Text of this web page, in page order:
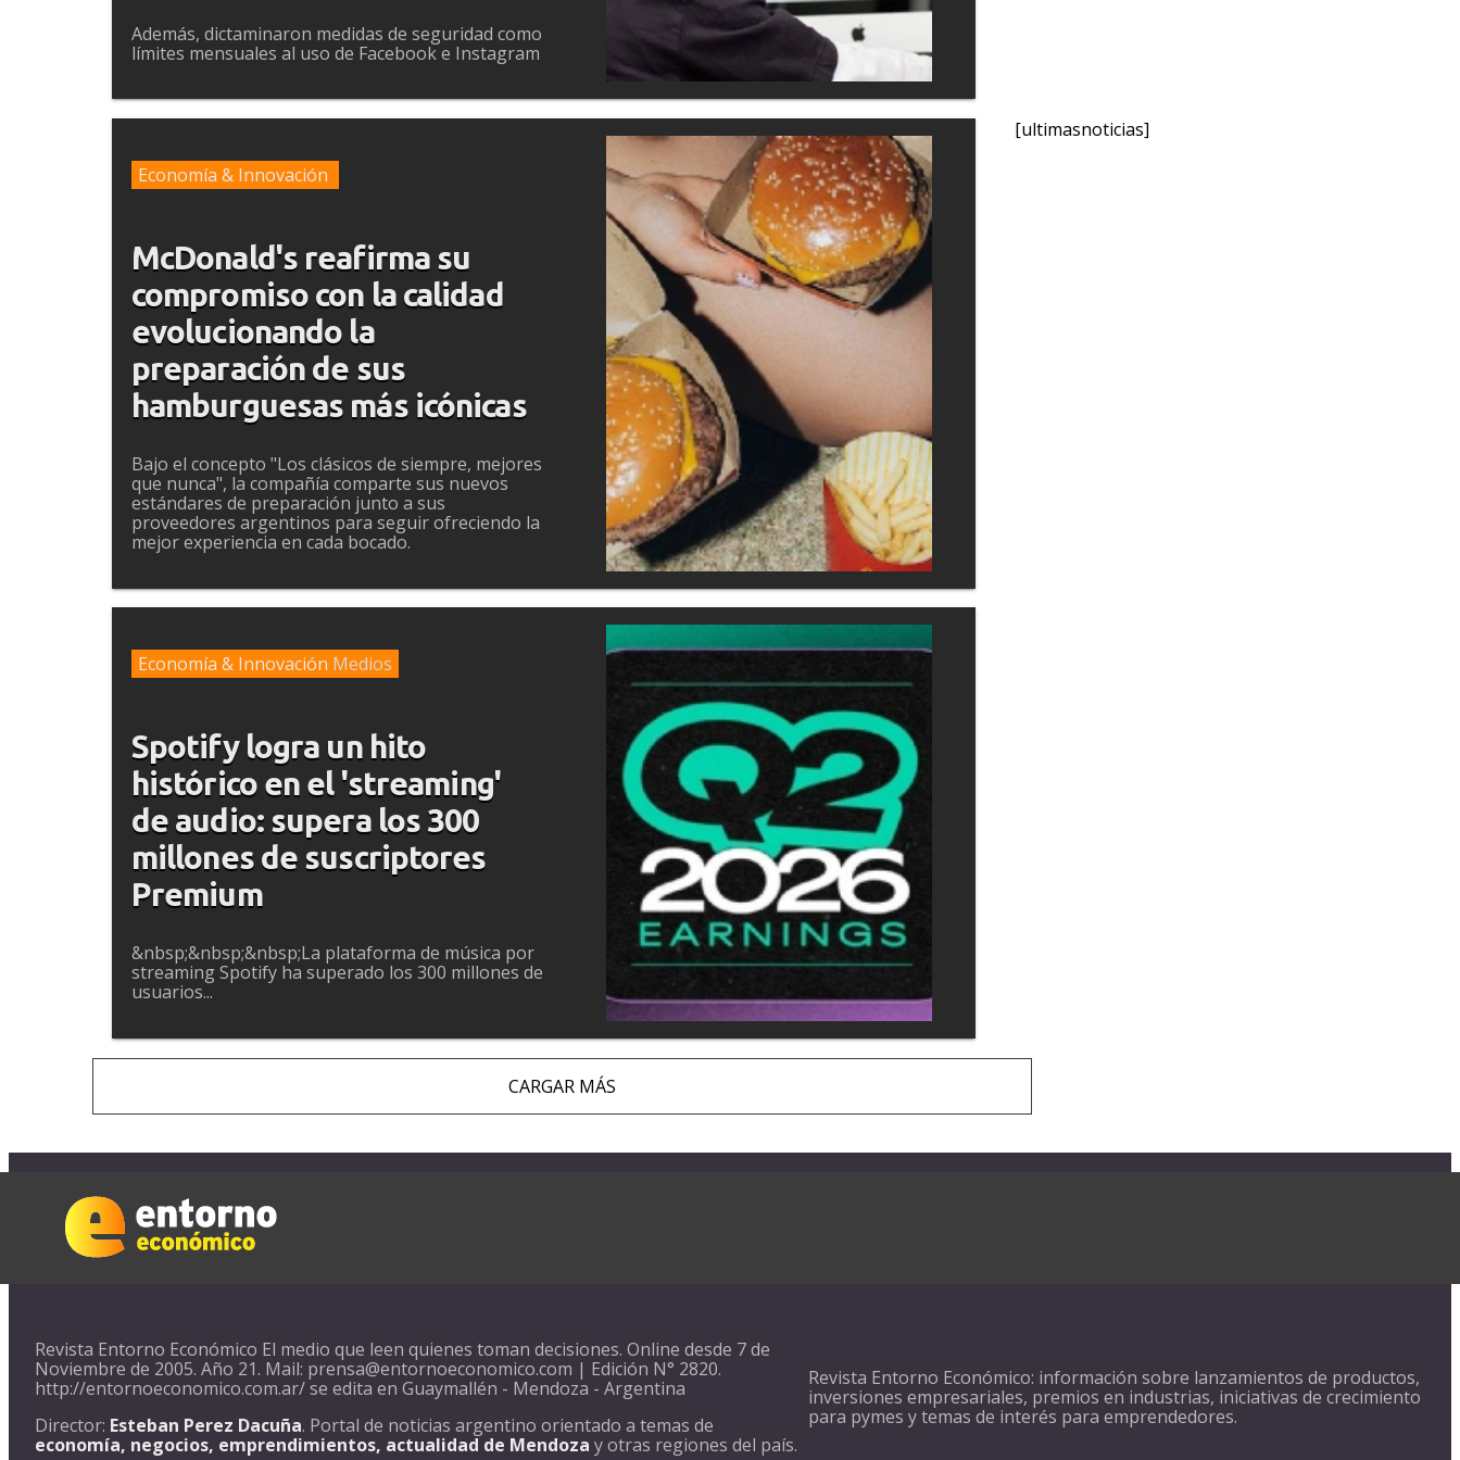
Además, dictaminaron medidas de seguridad como
límites mensuales al uso de Facebook e Instagram
Economía & Innovación
McDonald's reafirma su
compromiso con la calidad
evolucionando la
preparación de sus
hamburguesas más icónicas
Bajo el concepto "Los clásicos de siempre, mejores
que nunca", la compañía comparte sus nuevos
estándares de preparación junto a sus
proveedores argentinos para seguir ofreciendo la
mejor experiencia en cada bocado.
Economía & Innovación Medios
Spotify logra un hito
histórico en el 'streaming'
de audio: supera los 300
millones de suscriptores
Premium
&nbsp;&nbsp;&nbsp;La plataforma de música por
streaming Spotify ha superado los 300 millones de
usuarios...
CARGAR MÁS
[ultimasnoticias]
Revista Entorno Económico El medio que leen quienes toman decisiones. Online desde 7 de
Noviembre de 2005. Año 21. Mail: prensa@entornoeconomico.com | Edición N° 2820.
http://entornoeconomico.com.ar/ se edita en Guaymallén - Mendoza - Argentina
Director: Esteban Perez Dacuña. Portal de noticias argentino orientado a temas de
economía, negocios, emprendimientos, actualidad de Mendoza y otras regiones del país.
Revista Entorno Económico: información sobre lanzamientos de productos,
inversiones empresariales, premios en industrias, iniciativas de crecimiento
para pymes y temas de interés para emprendedores.